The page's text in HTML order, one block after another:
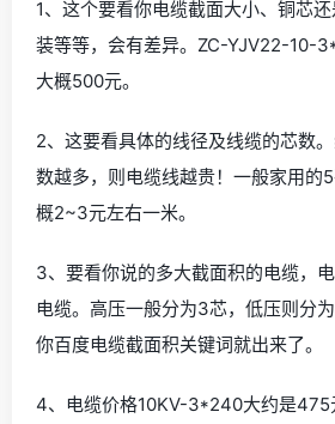
1、这个要看你电缆截面大小、铜芯
装等等，会有差异。ZC-YJV22-10-
大概500元。
2、这要看具体的线径及线缆的芯数
数越多，则电缆线越贵！一般家用的
概2~3元左右一米。
3、要看你说的多大截面积的电缆，
电缆。高压一般分为3芯，低压则分
你百度电缆截面积关键词就出来了。
4、电缆价格10KV-3*240大约是